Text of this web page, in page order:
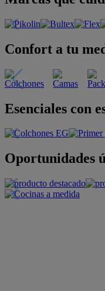
Confort a tu
Esenciales con
Oportunidades